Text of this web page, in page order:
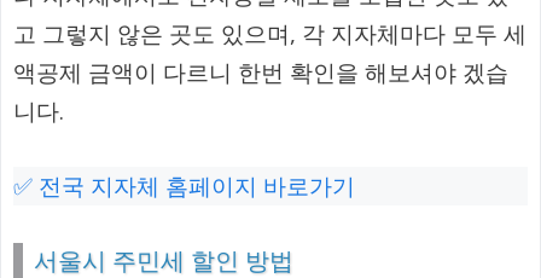
고 그렇지 않은 곳도 있으며, 각 지자체마다 모두 세
액공제 금액이 다르니 한번 확인을 해보셔야 겠습
니다.
✅ 전국 지자체 홈페이지 바로가기
서울시 주민세 할인 방법